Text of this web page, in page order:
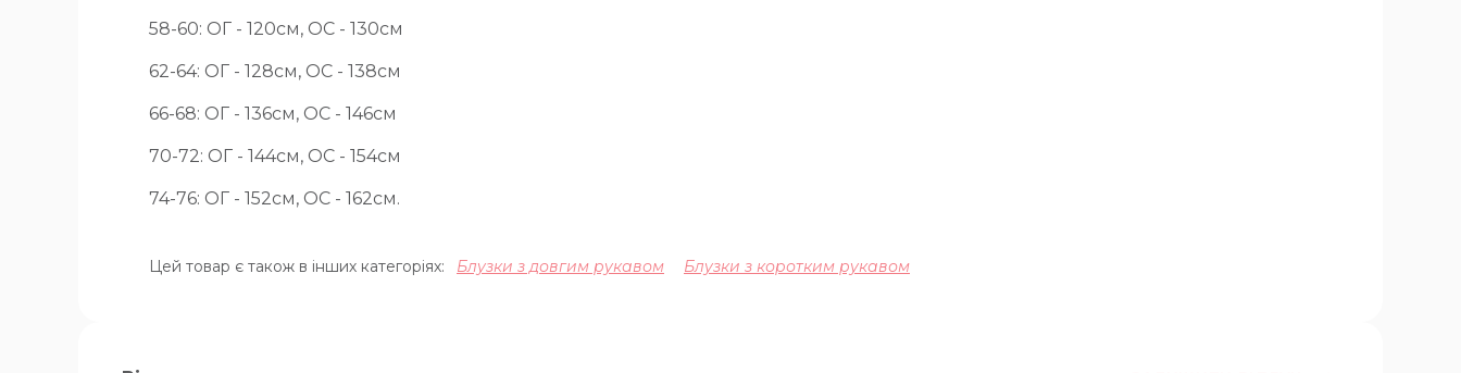
58-60: ОГ - 120см, ОС - 130см
62-64: ОГ - 128см, ОС - 138см
66-68: ОГ - 136см, ОС - 146см
70-72: ОГ - 144см, ОС - 154см
74-76: ОГ - 152см, ОС - 162см.
Цей товар є також в інших категоріях: Блузки з довгим рукавом Блузки з коротким рукавом